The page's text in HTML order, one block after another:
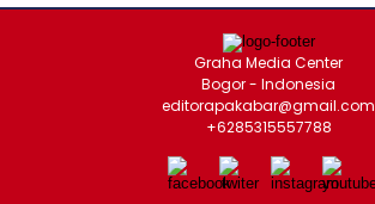
Graha Media Center
Bogor - Indonesia
editorapakabar@gmail.com
+6285315557788